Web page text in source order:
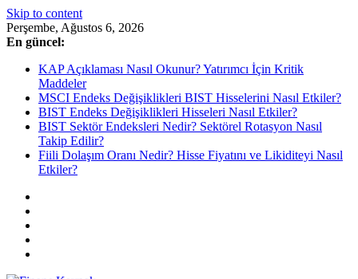
Skip to content
Perşembe, Ağustos 6, 2026
En güncel:
KAP Açıklaması Nasıl Okunur? Yatırımcı İçin Kritik
Maddeler
MSCI Endeks Değişiklikleri BIST Hisselerini Nasıl Etkiler?
BIST Endeks Değişiklikleri Hisseleri Nasıl Etkiler?
BIST Sektör Endeksleri Nedir? Sektörel Rotasyon Nasıl
Takip Edilir?
Fiili Dolaşım Oranı Nedir? Hisse Fiyatını ve Likiditeyi Nasıl
Etkiler?